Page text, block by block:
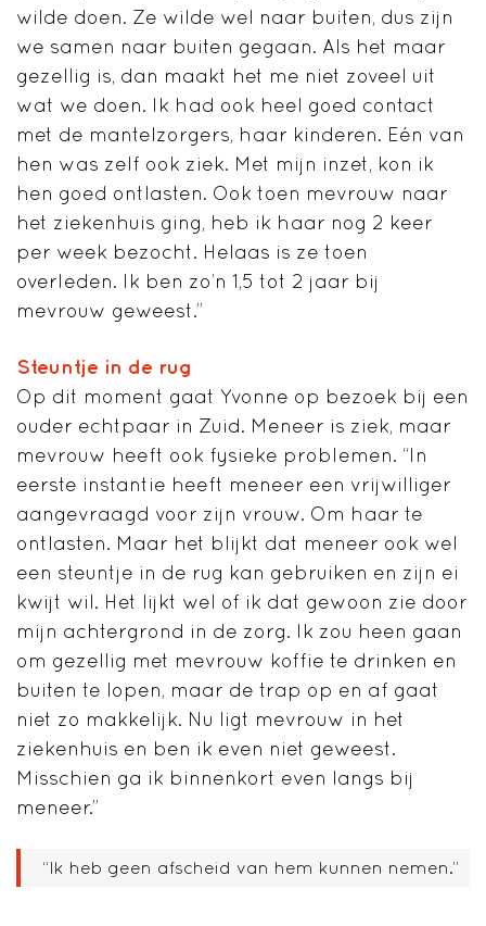
wilde doen. Ze wilde wel naar buiten, dus zijn
we samen naar buiten gegaan. Als het maar
gezellig is, dan maakt het me niet zoveel uit
wat we doen. Ik had ook heel goed contact
met de mantelzorgers, haar kinderen. Eén van
hen was zelf ook ziek. Met mijn inzet, kon ik
hen goed ontlasten. Ook toen mevrouw naar
het ziekenhuis ging, heb ik haar nog 2 keer
per week bezocht. Helaas is ze toen
overleden. Ik ben zo’n 1,5 tot 2 jaar bij
mevrouw geweest.”
Steuntje in de rug
Op dit moment gaat Yvonne op bezoek bij een
ouder echtpaar in Zuid. Meneer is ziek, maar
mevrouw heeft ook fysieke problemen. “In
eerste instantie heeft meneer een vrijwilliger
aangevraagd voor zijn vrouw. Om haar te
ontlasten. Maar het blijkt dat meneer ook wel
een steuntje in de rug kan gebruiken en zijn ei
kwijt wil. Het lijkt wel of ik dat gewoon zie door
mijn achtergrond in de zorg. Ik zou heen gaan
om gezellig met mevrouw koffie te drinken en
buiten te lopen, maar de trap op en af gaat
niet zo makkelijk. Nu ligt mevrouw in het
ziekenhuis en ben ik even niet geweest.
Misschien ga ik binnenkort even langs bij
meneer.”
“Ik heb geen afscheid van hem kunnen nemen.”